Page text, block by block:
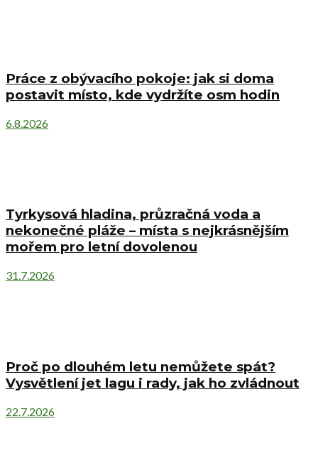
Práce z obývacího pokoje: jak si doma
postavit místo, kde vydržíte osm hodin
6.8.2026
Tyrkysová hladina, průzračná voda a
nekonečné pláže – místa s nejkrásnějším
mořem pro letní dovolenou
31.7.2026
Proč po dlouhém letu nemůžete spát?
Vysvětlení jet lagu i rady, jak ho zvládnout
22.7.2026